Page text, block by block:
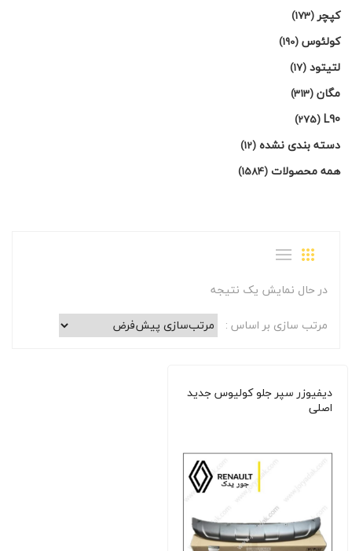
در حال نمایش یک نتیجه
مرتب سازی بر اساس :
دیفیوزر سپر جلو کولیوس جدید
اصلی
کپچر(173)
کولئوس(190)
لتیتود(17)
مگان(313)
L90
(275)
دسته بندی نشده(12)
همه محصولات(1584)